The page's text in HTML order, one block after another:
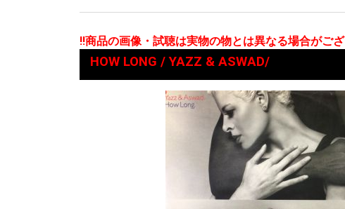
!!商品の画像・試聴は実物の物とは異なる場合がご
HOW LONG / YAZZ & ASWAD/